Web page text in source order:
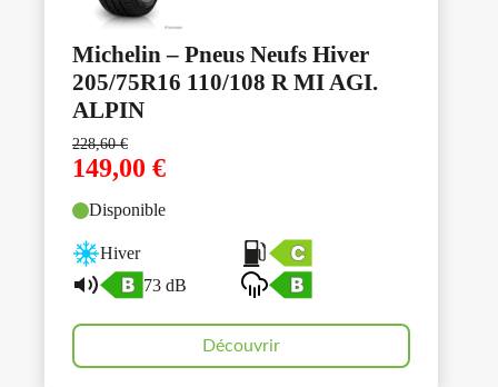
Michelin – Pneus Neufs Hiver
205/75R16 110/108 R MI AGI.
ALPIN
228,60€
149,00 €
Disponible
Hiver
73 dB
Découvrir